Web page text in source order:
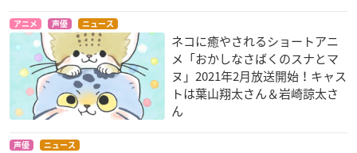
アニメ 声優 ニュース
ネコに癒やされるショートアニ
メ「おかしなさばくのスナとマ
ヌ」2021年2月放送開始！キャス
トは葉山翔太さん＆岩崎諒太さ
ん
声優 ニュース